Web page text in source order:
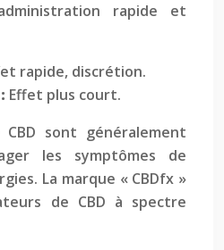
rapide et
rapide, discrétion.
Effet plus court.
sont généralement
les symptômes de
La marque « CBDfx »
de CBD à spectre